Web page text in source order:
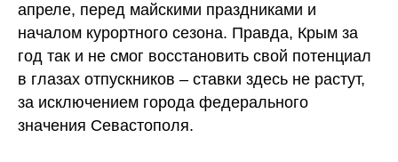
апреле, перед майскими праздниками и
началом курортного сезона. Правда, Крым за
год так и не смог восстановить свой потенциал
в глазах отпускников – ставки здесь не растут,
за исключением города федерального
значения Севастополя.